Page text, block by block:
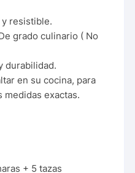
y resistible.
grado culinario ( No
durabilidad.
en su cocina, para
medidas exactas.
+ 5 tazas